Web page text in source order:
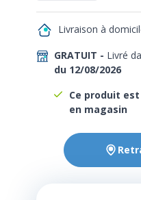
GRATUIT - Livré
du 12/08/2026
Livraison à
Ce produit
en magasin